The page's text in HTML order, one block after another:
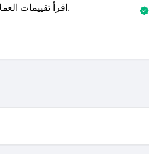
اقرأ تقييمات العملاء الأصلية والتقييمات من المشترين المتحققين. اكتشف ما يعتقده المستخدمون الحقيقيون حول خدمتنا وتعلم من تجاربهم.